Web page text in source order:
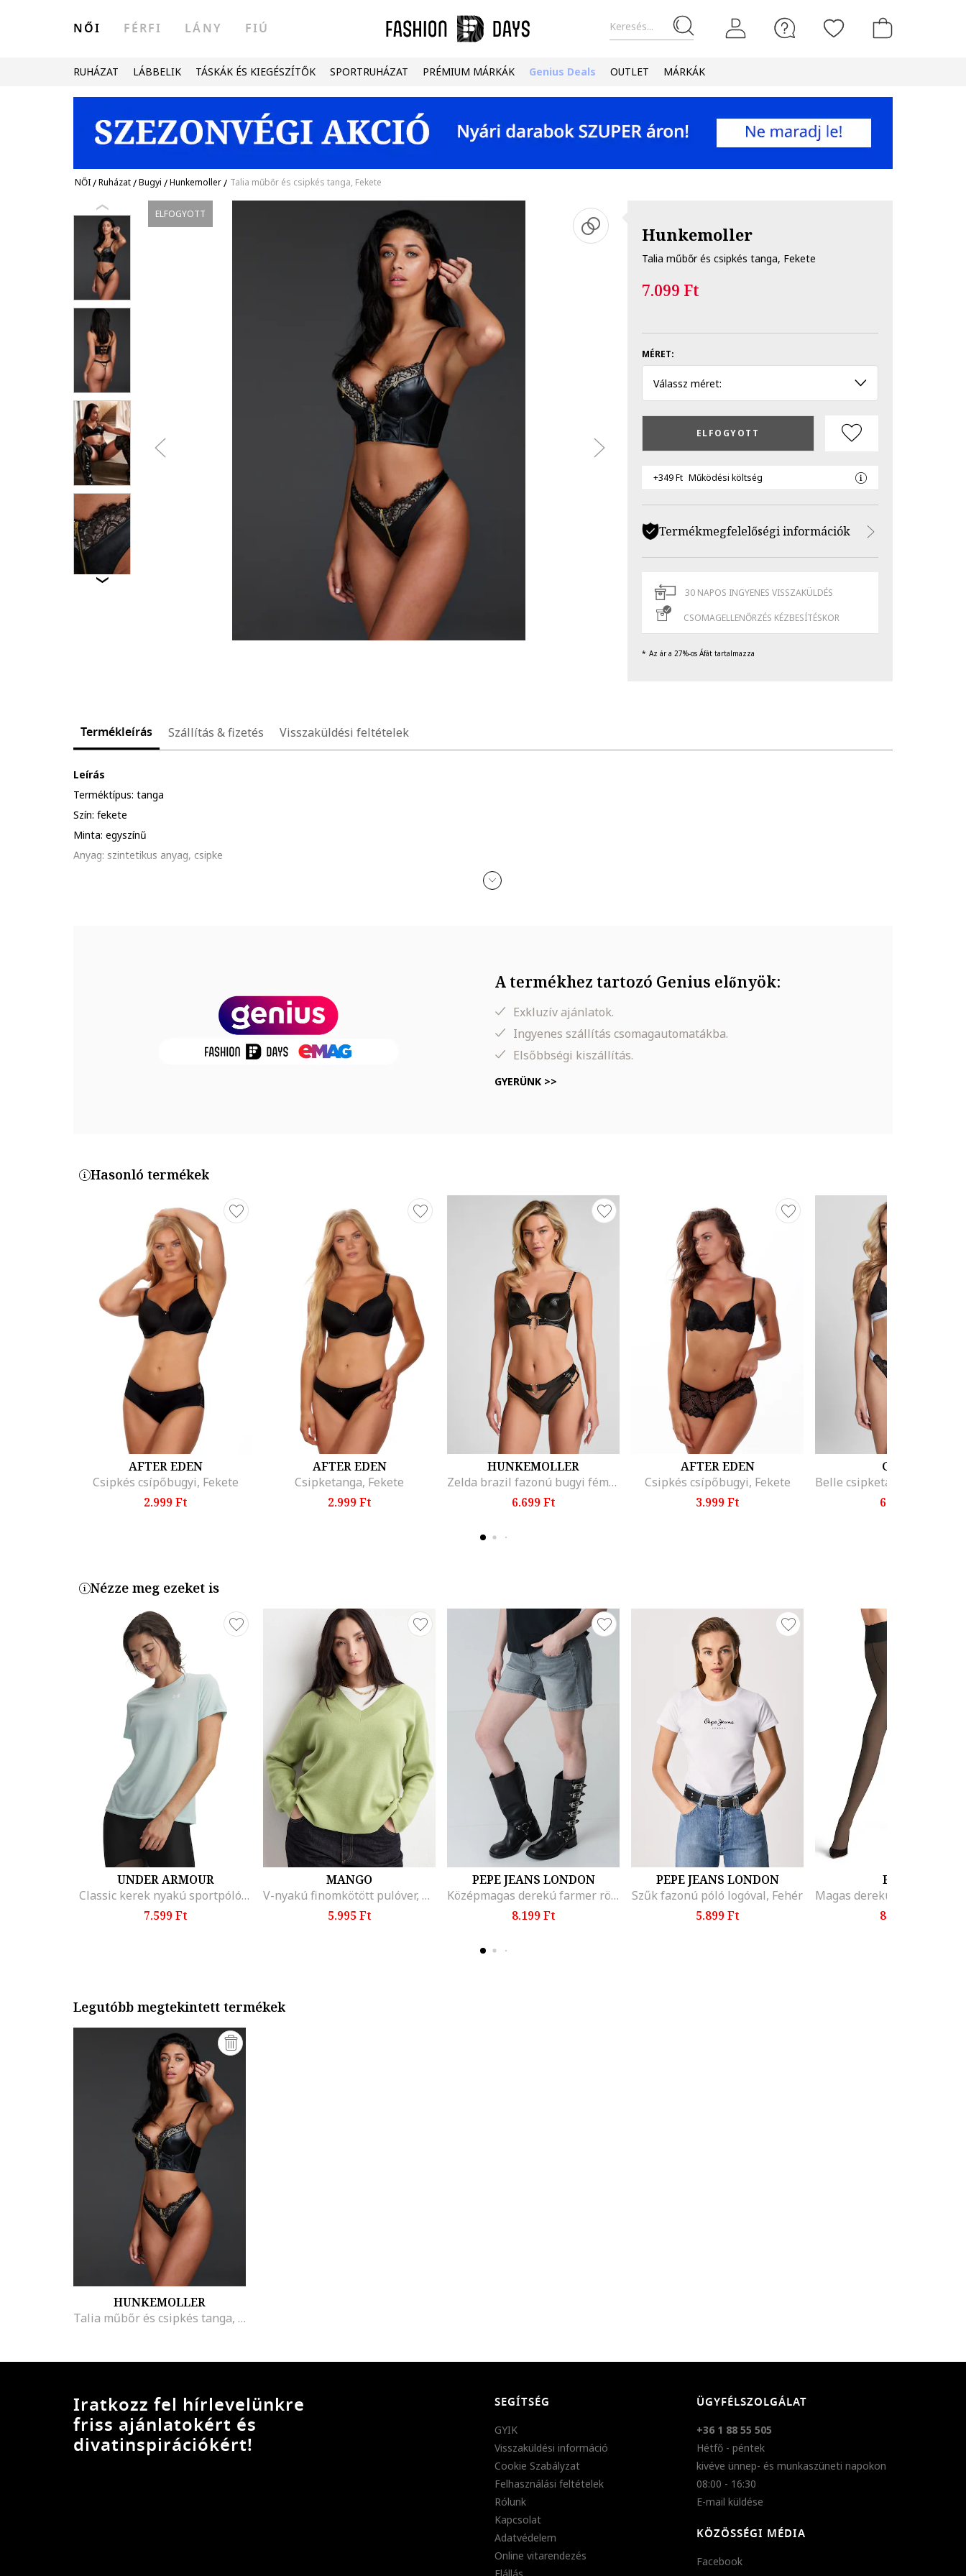
Keresés...
NŐI FÉRFI LÁNY FIÚ
RUHÁZAT LÁBBELIK TÁSKÁK ÉS KIEGÉSZÍTŐK SPORTRUHÁZAT PRÉMIUM MÁRKÁK Genius Deals OUTLET MÁRKÁK
NŐI/Ruházat/Bugyi /Hunkemoller/ Talia műbőr és csipkés tanga, Fekete
ELFOGYOTT
Hunkemoller
Talia műbőr és csipkés tanga, Fekete
7.099 Ft
MÉRET:
Válassz méret:
ELFOGYOTT
+349 Ft Működési költség
Termékmegfelelőségi információk
30 NAPOS INGYENES VISSZAKÜLDÉS
CSOMAGELLENŐRZÉS KÉZBESÍTÉSKOR
Az ár a 27%-os Áfát tartalmazza
Termékleírás Szállítás & fizetés Visszaküldési feltételek
Leírás
Terméktípus: tanga
Szín: fekete
Minta: egyszínű
Anyag: szintetikus anyag, csipke
A termékhez tartozó Genius előnyök:
Exkluzív ajánlatok.
Ingyenes szállítás csomagautomatákba.
Elsőbbségi kiszállítás.
GYERÜNK >>
Hasonló termékek
AFTER EDEN
Csipkés csípőbugyi, Fekete
2.999 Ft
AFTER EDEN
Csipketanga, Fekete
2.999 Ft
HUNKEMOLLER
Zelda brazil fazonú bugyi fémrészletekkel, Fekete
6.699 Ft
AFTER EDEN
Csipkés csípőbugyi, Fekete
3.999 Ft
GUESS
6.999 Ft
Nézze meg ezeket is
UNDER ARMOUR
Classic kerek nyakú sportpóló, Fehér/Mentazöld
7.599 Ft
MANGO
V-nyakú finomkötött pulóver, Limezöld
5.995 Ft
PEPE JEANS LONDON
Középmagas derekú farmer rövidnadrág, Melange világosszürke
8.199 Ft
PEPE JEANS LONDON
Szűk fazonú póló logóval, Fehér
5.899 Ft
FALKE
8.063 Ft
Legutóbb megtekintett termékek
HUNKEMOLLER
Talia műbőr és csipkés tanga, Fekete
Iratkozz fel hírlevelünkre
friss ajánlatokért és
divatinspirációkért!
SEGÍTSÉG
GYIK
Visszaküldési információ
Cookie Szabályzat
Felhasználási feltételek
Rólunk
Kapcsolat
Adatvédelem
Online vitarendezés
ÜGYFÉLSZOLGÁLAT
+36 1 88 55 505
Hétfő - péntek
kivéve ünnep- és munkaszüneti napokon
08:00 - 16:30
E-mail küldése
KÖZÖSSÉGI MÉDIA
Facebook